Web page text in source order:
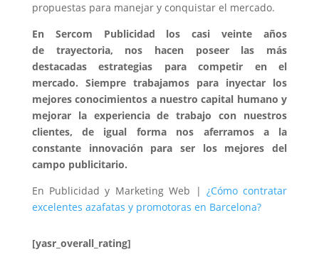
propuestas para manejar y conquistar el mercado.
En Sercom Publicidad los casi veinte años
de trayectoria, nos hacen poseer las más
destacadas estrategias para competir en el
mercado. Siempre trabajamos para inyectar los
mejores conocimientos a nuestro capital humano y
mejorar la experiencia de trabajo con nuestros
clientes, de igual forma nos aferramos a la
constante innovación para ser los mejores del
campo publicitario.
En Publicidad y Marketing Web | ¿Cómo contratar
excelentes azafatas y promotoras en Barcelona?
[yasr_overall_rating]